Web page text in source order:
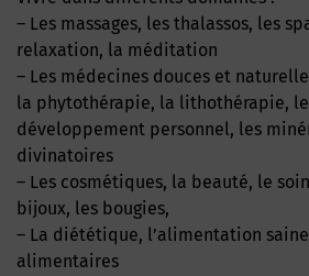
– Les massages, les thalassos, les
relaxation, la méditation
– Les médecines douces et
la phytothérapie, la lithothérapie, le
développement personnel, les
divinatoires
– Les cosmétiques, la beauté, le
bijoux, les bougies,
– La diététique, l’alimentation
alimentaires